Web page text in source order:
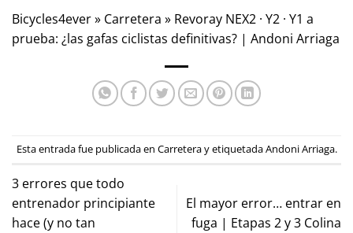
Bicycles4ever» Carretera » Revoray NEX2 · Y2 · Y1 a
prueba: ¿las gafas ciclistas definitivas? | Andoni Arriaga
Esta entrada fue publicada en Carreteray etiquetadaAndoni Arriaga.
3 errores que todo
entrenador principiante
hace (y no tan
El mayor error… entrar en
fuga | Etapas 2 y 3 Colina